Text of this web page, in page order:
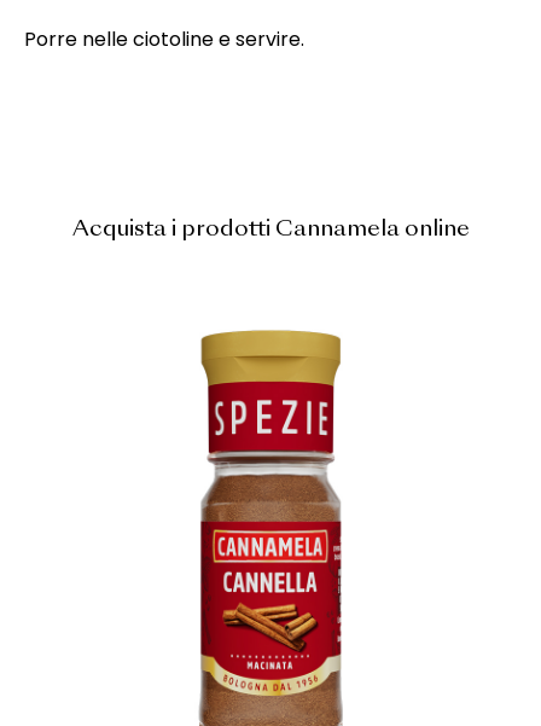
Acquista i prodotti Cannamela online
Porre nelle ciotoline e servire.